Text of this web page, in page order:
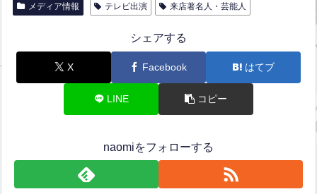
メディア情報 テレビ出演 来店著名人・芸能人
シェアする
X Facebook はてブ
LINE コピー
naomiをフォローする